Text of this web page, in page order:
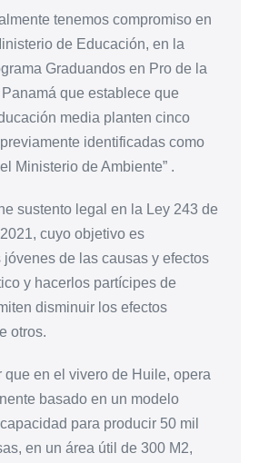
tenemos compromiso en
de Educación, en la
Graduandos en Pro de la
que establece que
media planten cinco
identificadas como
Ministerio de Ambiente” .
sustento legal en la Ley 243 de
cuyo objetivo es
de las causas y efectos
y hacerlos partícipes de
disminuir los efectos
otros.
que en el vivero de Huile, opera
basado en un modelo
para producir 50 mil
en un área útil de 300 M2,